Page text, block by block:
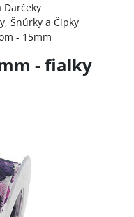
Darčeky
Šnúrky a Čipky
- 15mm
- fialky